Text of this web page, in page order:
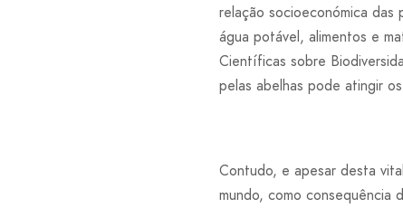
relação socioeconómica
água potável, alimentos e
Científicas sobre
pelas abelhas pode atingir
Contudo, e apesar desta
mundo, como consequência